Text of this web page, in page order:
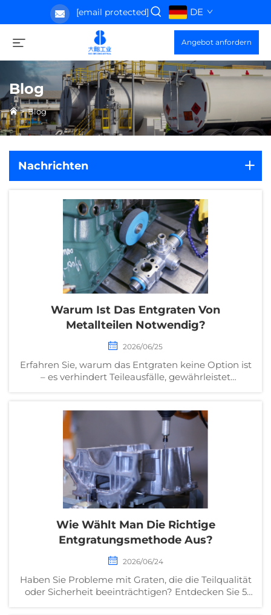
[email protected] DE
Angebot anfordern
Blog
>Blog
Nachrichten
Warum Ist Das Entgraten Von
Metallteilen Notwendig?
2026/06/25
Erfahren Sie, warum das Entgraten keine Option ist
– es verhindert Teileausfälle, gewährleistet
Entgraten ausgelassen wird. Laden Sie jetzt
unseren B2B-Checklisten-Download herunter.
Wie Wählt Man Die Richtige
Entgratungsmethode Aus?
2026/06/24
Haben Sie Probleme mit Graten, die die Teilqualität
oder Sicherheit beeinträchtigen? Entdecken Sie 5